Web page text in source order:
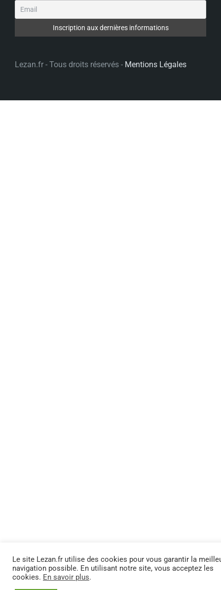
Lezan.fr - Tous droits réservés - Mentions Légales
Le site Lezan.fr utilise des cookies pour vous garantir la
navigation possible. En utilisant notre site, vous acceptez les
cookies. En savoir plus.